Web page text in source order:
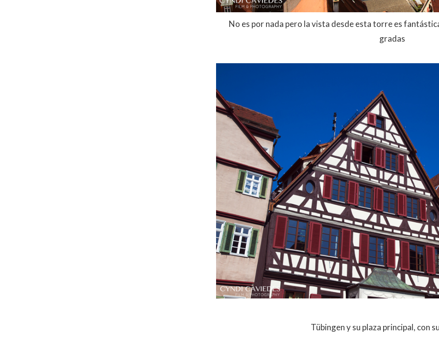
No es por nada pero la vista desde esta torre es
gradas
Tübingen y su plaza principal, con